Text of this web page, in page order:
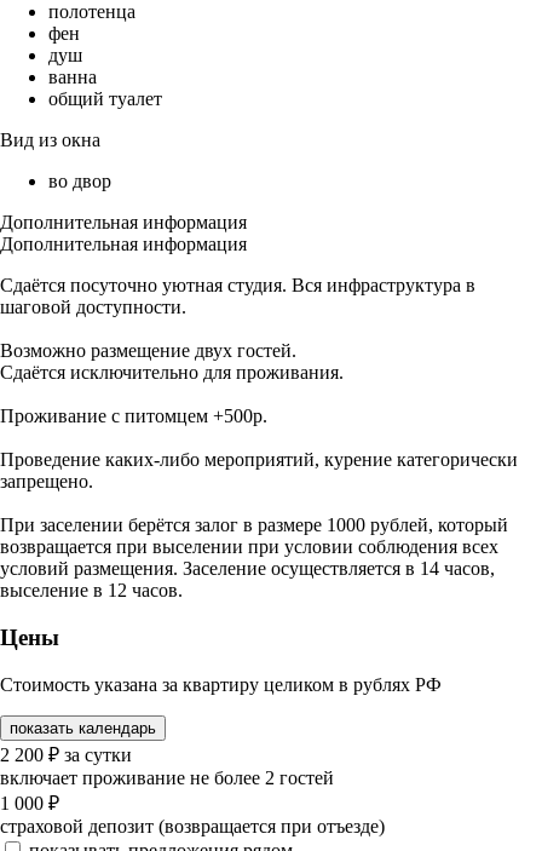
полотенца
фен
душ
ванна
общий туалет
Вид из окна
во двор
Дополнительная информация
Дополнительная информация
Сдаётся посуточно уютная студия. Вся инфраструктура в
шаговой доступности.
Возможно размещение двух гостей.
Сдаётся исключительно для проживания.
Проживание с питомцем +500р.
Проведение каких-либо мероприятий, курение категорически
запрещено.
При заселении берётся залог в размере 1000 рублей, который
возвращается при выселении при условии соблюдения всех
условий размещения. Заселение осуществляется в 14 часов,
выселение в 12 часов.
Цены
Стоимость указана за квартиру целиком в рублях РФ
показать календарь
2 200 ₽ за сутки
включает проживание не более 2 гостей
1 000 ₽
страховой депозит (возвращается при отъезде)